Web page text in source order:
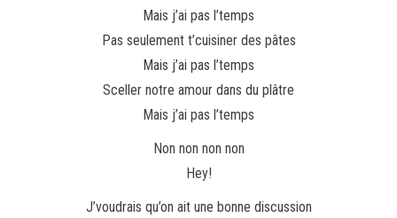
Mais j’ai pas l’temps
Pas seulement t’cuisiner des pâtes
Mais j’ai pas l’temps
Sceller notre amour dans du plâtre
Mais j’ai pas l’temps
Non non non non
Hey!
J’voudrais qu’on ait une bonne discussion